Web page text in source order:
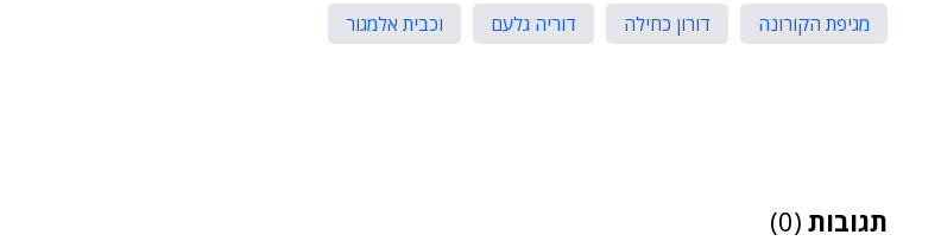
מגיפת הקורונה
דורון כחילה דוריה גלעם וכבית אלמגור
תגובות (0)